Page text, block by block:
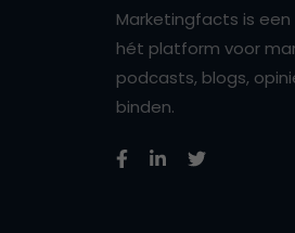
Marketingfacts is
hét platform voor
podcasts, blogs,
binden.